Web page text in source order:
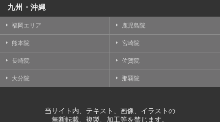
九州・沖縄
福岡エリア 鹿児島院
熊本院 宮崎院
長崎院 佐賀院
大分院 那覇院
当サイト内、テキスト、画像、イラストの
無断転載、複製、加工等を禁じます。